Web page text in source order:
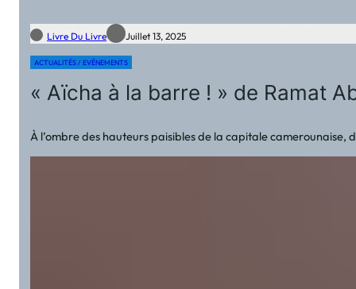
Livre Du Livre Juillet 13, 2025
ACTUALITÉS / EVÉNEMENTS
« Aïcha à la barre ! » de Ramat
À l’ombre des hauteurs paisibles de la capitale